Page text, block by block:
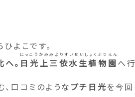
よこです。
。 日光上三依水生植物園
にっこうかみみよりすいせいしょくぶつえん
へ
口コミのような プチ日光を今回